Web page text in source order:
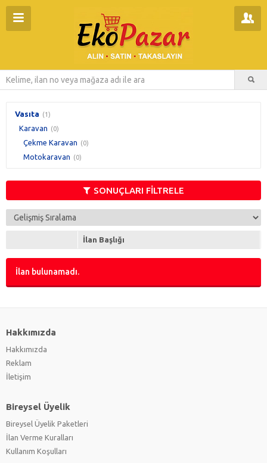
Vasıta (1)
Karavan (0)
Çekme Karavan (0)
Motokaravan (0)
SONUÇLARI FİLTRELE
İlan Başlığı
İlan bulunamadı.
Hakkımızda
Hakkımızda
Reklam
İletişim
Bireysel Üyelik
Bireysel Üyelik Paketleri
İlan Verme Kuralları
Kullanım Koşulları